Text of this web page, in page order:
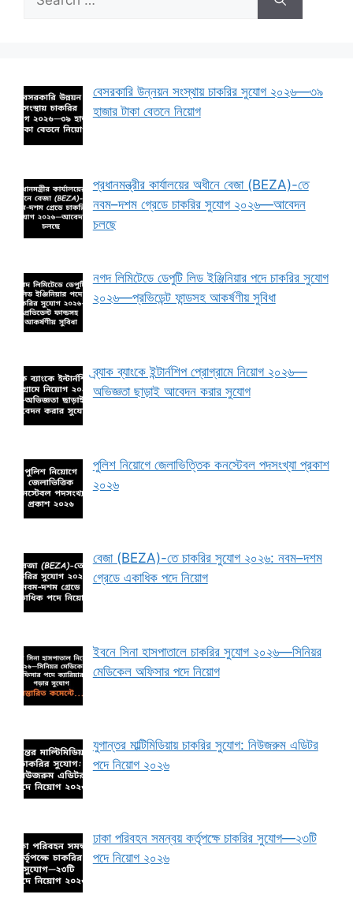
for:
বেসরকারি উন্নয়ন সংস্থায় চাকরির সুযোগ ২০২৬—৩৯
হাজার টাকা বেতনে নিয়োগ
প্রধানমন্ত্রীর কার্যালয়ের অধীনে বেজা (BEZA)-তে
নবম–দশম গ্রেডে চাকরির সুযোগ ২০২৬—আবেদন
চলছে
নগদ লিমিটেডে ডেপুটি লিড ইঞ্জিনিয়ার পদে চাকরির সুযোগ
২০২৬—প্রভিডেন্ট ফান্ডসহ আকর্ষণীয় সুবিধা
ব্র্যাক ব্যাংকে ইন্টার্নশিপ প্রোগ্রামে নিয়োগ ২০২৬—
অভিজ্ঞতা ছাড়াই আবেদন করার সুযোগ
পুলিশ নিয়োগে জেলাভিত্তিক কনস্টেবল পদসংখ্যা প্রকাশ
২০২৬
বেজা (BEZA)-তে চাকরির সুযোগ ২০২৬: নবম–দশম
গ্রেডে একাধিক পদে নিয়োগ
ইবনে সিনা হাসপাতালে চাকরির সুযোগ ২০২৬—সিনিয়র
মেডিকেল অফিসার পদে নিয়োগ
যুগান্তর মাল্টিমিডিয়ায় চাকরির সুযোগ: নিউজরুম এডিটর
পদে নিয়োগ ২০২৬
ঢাকা পরিবহন সমন্বয় কর্তৃপক্ষে চাকরির সুযোগ—২৩টি
পদে নিয়োগ ২০২৬